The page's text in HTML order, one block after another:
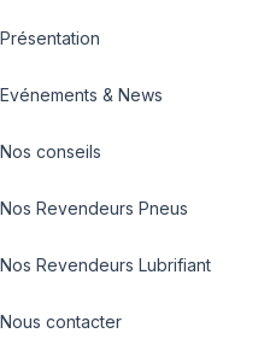
Présentation
Evénements & News
Nos conseils
Nos Revendeurs Pneus
Nos Revendeurs Lubrifiant
Nous contacter